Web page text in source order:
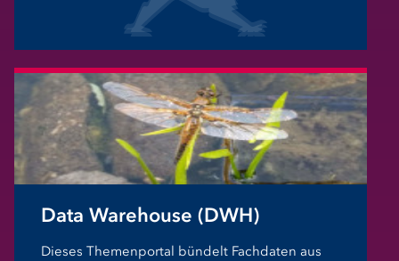
Data Warehouse (DWH)
Dieses Themenportal bündelt Fachdaten aus